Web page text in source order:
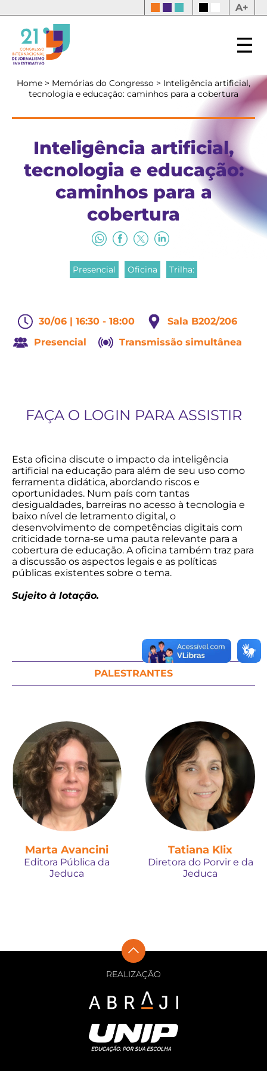
A+
Home > Memórias do Congresso > Inteligência artificial,
tecnologia e educação: caminhos para a cobertura
Inteligência artificial,
tecnologia e educação:
caminhos para a
cobertura
Presencial Oficina Trilha:
30/06 | 16:30 - 18:00
Sala B202/206
Presencial
Transmissão simultânea
FAÇA O LOGIN PARA ASSISTIR
Esta oficina discute o impacto da inteligência
artificial na educação para além de seu uso como
ferramenta didática, abordando riscos e
oportunidades. Num país com tantas
desigualdades, barreiras no acesso à tecnologia e
baixo nível de letramento digital, o
desenvolvimento de competências digitais com
criticidade torna-se uma pauta relevante para a
cobertura de educação. A oficina também traz para
a discussão os aspectos legais e as políticas
públicas existentes sobre o tema.
Sujeito à lotação.
PALESTRANTES
Marta Avancini
Editora Pública da
Jeduca
Tatiana Klix
Diretora do Porvir e da
Jeduca
REALIZAÇÃO